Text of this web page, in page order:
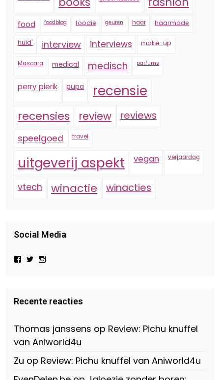
food foodblog foodie geuren haar haarmode
huid' interview interviews make-up
Mascara medical medisch parfums
perry pierik pupa recensie
recensies review reviews
speelgoed travel
uitgeverij aspekt vegan verjaardag
vtech winactie winacties
Social Media
Bekijk
Beauty-
147775071915783/?
Facebook
Bekijk
op
Twitter
op
Instagram
Recente reacties
Thomas janssens op Review: Pichu knuffel
van Aniworld4u
Zu op Review: Pichu knuffel van Aniworld4u